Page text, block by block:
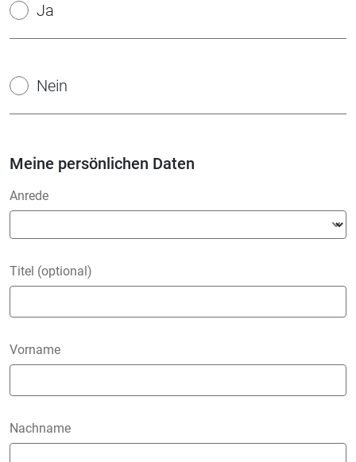
Ja
Nein
Meine persönlichen Daten
Anrede
Titel (optional)
Vorname
Nachname